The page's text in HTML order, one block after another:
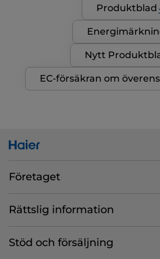
Produktblad
Nytt
EC-försäkran om
Företaget
Rättslig information
Stöd och försäljning